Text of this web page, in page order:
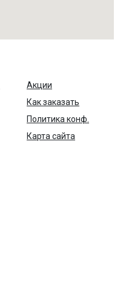
Акции
Как заказать
Политика конф.
Карта сайта